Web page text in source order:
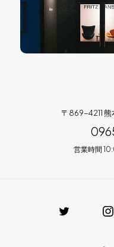
〒869-4211 熊
営業時間